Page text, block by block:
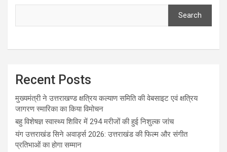
Search
Recent Posts
मुख्यमंत्री ने उत्तराखण्ड क्षत्रिय कल्याण समिति की वेबसाइट एवं क्षत्रिय
जागरण स्मारिका का किया विमोचन
बहु विशेषज्ञ स्वास्थ्य शिविर में 294 मरीजों की हुई निशुल्क जांच
यंग उत्तराखंड सिने अवार्ड्स 2026: उत्तराखंड की फिल्म और संगीत
प्रतिभाओं का होगा सम्मान